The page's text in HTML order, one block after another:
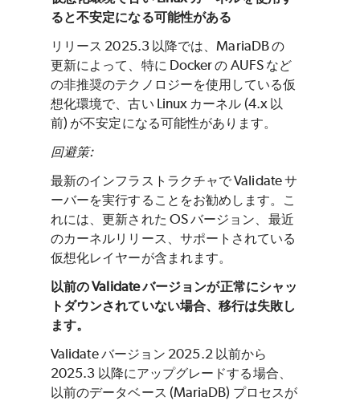
ると不安定になる可能性がある
リリース 2025.3 以降では、MariaDB の
更新によって、特に Docker の AUFS など
の非推奨のテクノロジーを使用している仮
想化環境で、古い Linux カーネル (4.x 以
前) が不安定になる可能性があります。
回避策:
最新のインフラストラクチャで Validate サ
ーバーを実行することをお勧めします。こ
れには、更新された OS バージョン、最近
のカーネルリリース、サポートされている
仮想化レイヤーが含まれます。
以前の Validate バージョンが正常にシャッ
トダウンされていない場合、移行は失敗し
ます。
Validate バージョン 2025.2 以前から
2025.3 以降にアップグレードする場合、
以前のデータベース (MariaDB) プロセスが